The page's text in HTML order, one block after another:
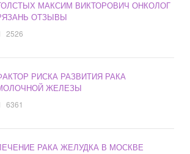
МАКСИМ ВИКТОРОВИЧ ОНКОЛОГ
ОТЗЫВЫ
2526
РИСКА РАЗВИТИЯ РАКА
ЖЕЛЕЗЫ
6361
РАКА ЖЕЛУДКА В МОСКВЕ